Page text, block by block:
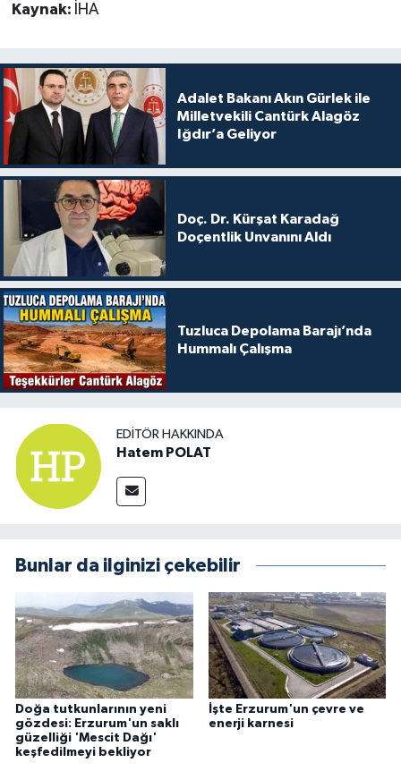
Kaynak: İHA
Adalet Bakanı Akın Gürlek ile
Milletvekili Cantürk Alagöz
Iğdır’a Geliyor
Doç. Dr. Kürşat Karadağ
Doçentlik Unvanını Aldı
Tuzluca Depolama Barajı’nda
Hummalı Çalışma
EDITÖR HAKKINDA
Hatem POLAT
Bunlar da ilginizi çekebilir
Doğa tutkunlarının yeni
gözdesi: Erzurum'un saklı
güzelliği 'Mescit Dağı'
keşfedilmeyi bekliyor
İşte Erzurum'un çevre ve
enerji karnesi